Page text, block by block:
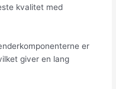
kvalitet med
er
giver en lang